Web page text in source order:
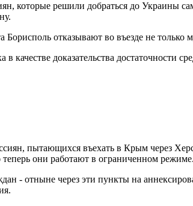
которые решили добраться до Украины
отказывают во въезде не
доказательства достаточности
пытающихся въехать в Крым через
они работают в ограниченном режиме.
- отныне через эти пункты на